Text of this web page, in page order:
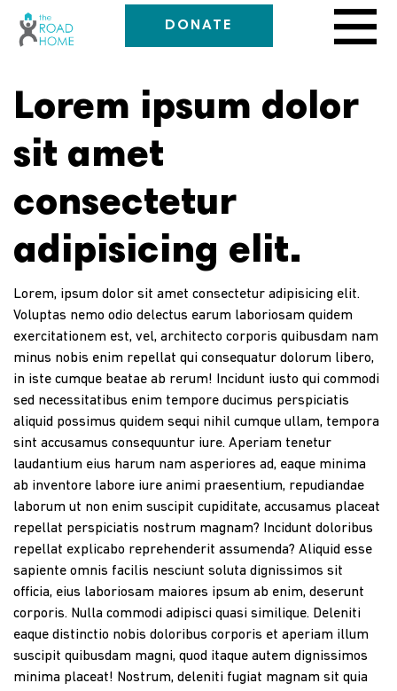
DONATE
Lorem ipsum dolor
sit amet
consectetur
adipisicing elit.
Lorem, ipsum dolor sit amet consectetur adipisicing elit.
Voluptas nemo odio delectus earum laboriosam quidem
exercitationem est, vel, architecto corporis quibusdam nam
minus nobis enim repellat qui consequatur dolorum libero,
in iste cumque beatae ab rerum! Incidunt iusto qui commodi
sed necessitatibus enim tempore ducimus perspiciatis
aliquid possimus quidem sequi nihil cumque ullam, tempora
sint accusamus consequuntur iure. Aperiam tenetur
laudantium eius harum nam asperiores ad, eaque minima
ab inventore labore iure animi praesentium, repudiandae
laborum ut non enim suscipit cupiditate, accusamus placeat
repellat perspiciatis nostrum magnam? Incidunt doloribus
repellat explicabo reprehenderit assumenda? Aliquid esse
sapiente omnis facilis nesciunt soluta dignissimos sit
officia, eius laboriosam maiores ipsum ab enim, deserunt
corporis. Nulla commodi adipisci quasi similique. Deleniti
eaque distinctio nobis doloribus corporis et aperiam illum
suscipit quibusdam magni, quod itaque autem dignissimos
minima placeat! Nostrum, deleniti fugiat magnam sit quia